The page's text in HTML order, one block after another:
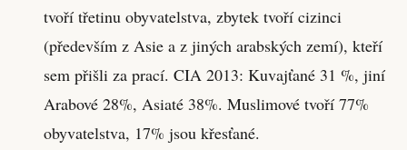
tvoří třetinu obyvatelstva, zbytek tvoří cizinci
(především z Asie a z jiných arabských zemí), kteří
sem přišli za prací. CIA 2013: Kuvajťané 31 %, jiní
Arabové 28%, Asiaté 38%. Muslimové tvoří 77%
obyvatelstva, 17% jsou křesťané.